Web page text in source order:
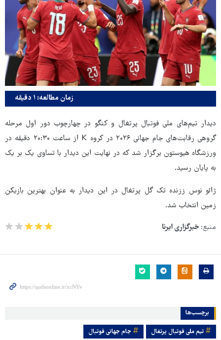
زمان مطالعه: ۱ دقیقه
دیدار تیم‌های ملی فوتبال پرتغال و کنگو در چهارچوب دور اول مرحله
گروهی رقابت‌های جام جهانی ۲۰۲۶ در کروه K از ساعت ۲۰:۳۰ دقیقه در
ورزشگاه هیوستون برگزار شد که در نهایت این دیدار با تساوی یک بر یک
به پایان رسید.
ژائو نوس ززنده تک گل پرتغال در این دیدار به عنوان بهترین بازیکن
زمین انتخاب شد.
منبع: خبرگزاری ایرنا
برچسب‌ها
تیم ملی فوتبال پرتغال جام جهانی فوتبال